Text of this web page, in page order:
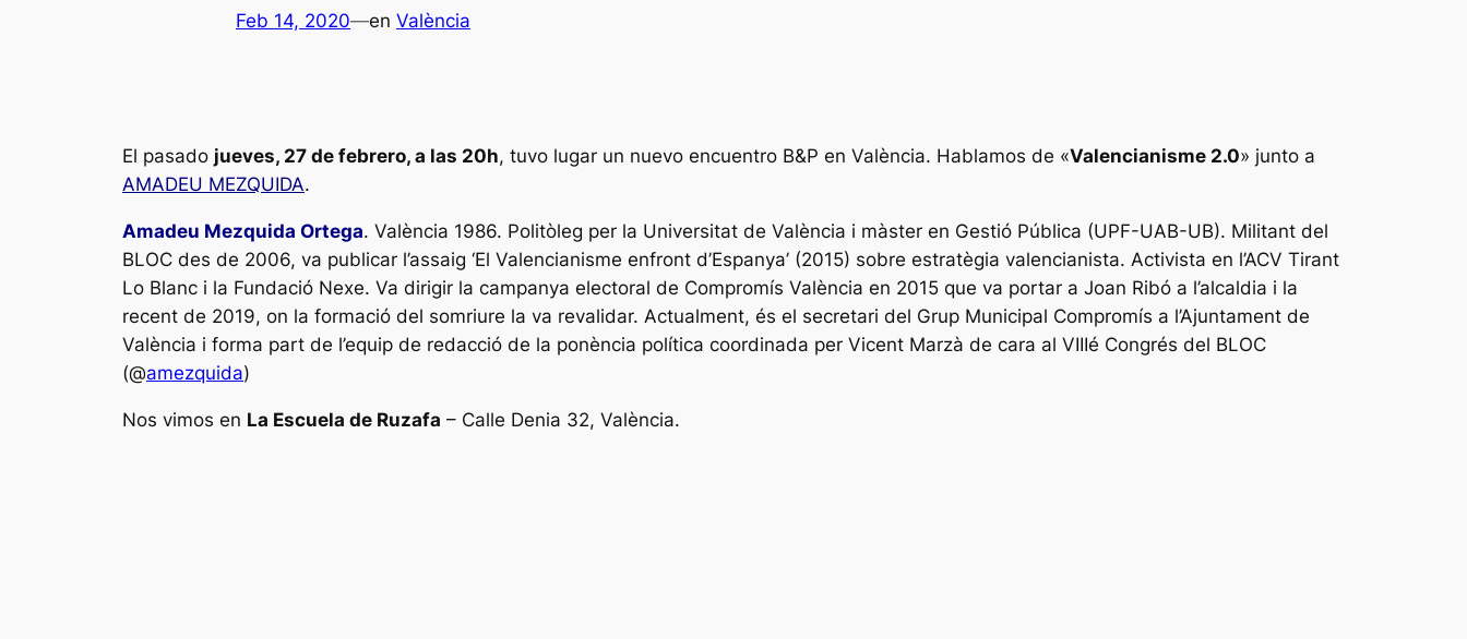
Feb 14, 2020—en València
El pasado jueves, 27 de febrero, a las 20h, tuvo lugar un nuevo encuentro B&P en València. Hablamos de «Valencianisme 2.0» junto a
AMADEU MEZQUIDA.
Amadeu Mezquida Ortega. València 1986. Politòleg per la Universitat de València i màster en Gestió Pública (UPF-UAB-UB). Militant del
BLOC des de 2006, va publicar l’assaig ‘El Valencianisme enfront d’Espanya’ (2015) sobre estratègia valencianista. Activista en l’ACV Tirant
Lo Blanc i la Fundació Nexe. Va dirigir la campanya electoral de Compromís València en 2015 que va portar a Joan Ribó a l’alcaldia i la
recent de 2019, on la formació del somriure la va revalidar. Actualment, és el secretari del Grup Municipal Compromís a l’Ajuntament de
València i forma part de l’equip de redacció de la ponència política coordinada per Vicent Marzà de cara al VIIIé Congrés del BLOC
(@amezquida)
Nos vimos en La Escuela de Ruzafa – Calle Denia 32, València.